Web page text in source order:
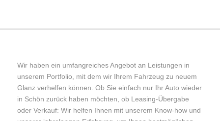
Wir haben ein umfangreiches Angebot an Leistungen in
unserem Portfolio, mit dem wir Ihrem Fahrzeug zu neuem
Glanz verhelfen können. Ob Sie einfach nur Ihr Auto wieder
in Schön zurück haben möchten, ob Leasing-Übergabe
oder Verkauf: Wir helfen Ihnen mit unserem Know-how und